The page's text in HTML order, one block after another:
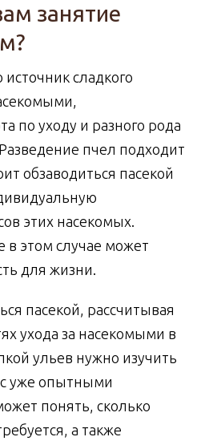
занятие
источник сладкого
по уходу и разного рода
пчел подходит
обзаводиться пасекой
этих насекомых.
в этом случае может
для жизни.
пасекой, рассчитывая
ухода за насекомыми в
ульев нужно изучить
уже опытными
понять, сколько
а также